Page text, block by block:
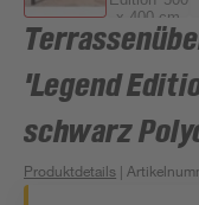
'Legend
schwarz
Produktdetails |